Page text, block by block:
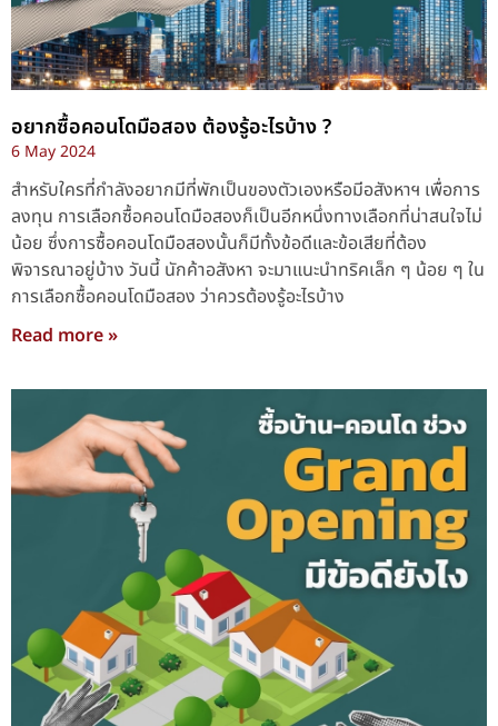
อยากซื้อคอนโดมือสอง ต้องรู้อะไรบ้าง ?
6 May 2024
สำหรับใครที่กำลังอยากมีที่พักเป็นของตัวเองหรือมีอสังหาฯ เพื่อการ
ลงทุน การเลือกซื้อคอนโดมือสองก็เป็นอีกหนึ่งทางเลือกที่น่าสนใจไม่
น้อย ซึ่งการซื้อคอนโดมือสองนั้นก็มีทั้งข้อดีและข้อเสียที่ต้อง
พิจารณาอยู่บ้าง วันนี้ นักค้าอสังหา จะมาแนะนำทริคเล็ก ๆ น้อย ๆ ใน
การเลือกซื้อคอนโดมือสอง ว่าควรต้องรู้อะไรบ้าง
Read more »